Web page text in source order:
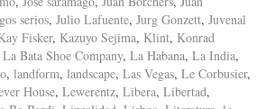
serios, Julio Lafuente, Jurg Gonzett, Juvenal
Fisker, Kazuyo Sejima, Klint, Konrad
La Bata Shoe Company, La Habana, La India,
, landform, landscape, Las Vegas, Le Corbusier,
House, Lewerentz, Libera, Libertad,